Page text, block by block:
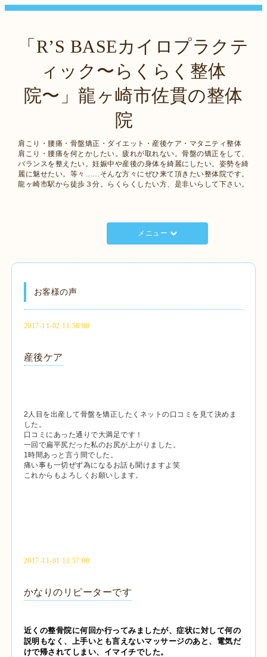
「R’S BASEカイロプラクテ
ィック〜らくらく整体
院〜」龍ヶ崎市佐貫の整体
院
肩こり・腰痛・骨盤矯正・ダイエット・産後ケア・マタニティ整体
肩こり・腰痛を何とかしたい。疲れが取れない。骨盤の矯正をして、
バランスを整えたい。妊娠中や産後の身体を綺麗にしたい。姿勢を綺
麗に魅せたい。等々……そんな方々にぜひ来て頂きたい整体院です。
龍ヶ崎市駅から徒歩３分。らくらくしたい方、是非いらして下さい。
メニュー
お客様の声
2017-11-02 11:58:00
産後ケア
2人目を出産して骨盤を矯正したくネットの口コミを見て決めま
した。
口コミにあった通りで大満足です！
一回で扁平尻だった私のお尻が上がりました。
1時間あっと言う間でした。
痛い事も一切ぜず為になるお話も聞けますよ笑
これからもよろしくお願いします。
2017-11-01 11:57:00
かなりのリピーターです
近くの整骨院に何回か行ってみましたが、症状に対して何の
説明もなく、上手いとも言えないマッサージのあと、電気だ
けで帰されてしまい、イマイチでした。